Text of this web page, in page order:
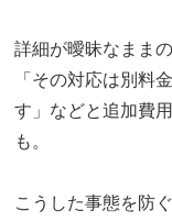
詳細が曖昧なまま
「その対応は別料
す」などと追加費
も。
こうした事態を防